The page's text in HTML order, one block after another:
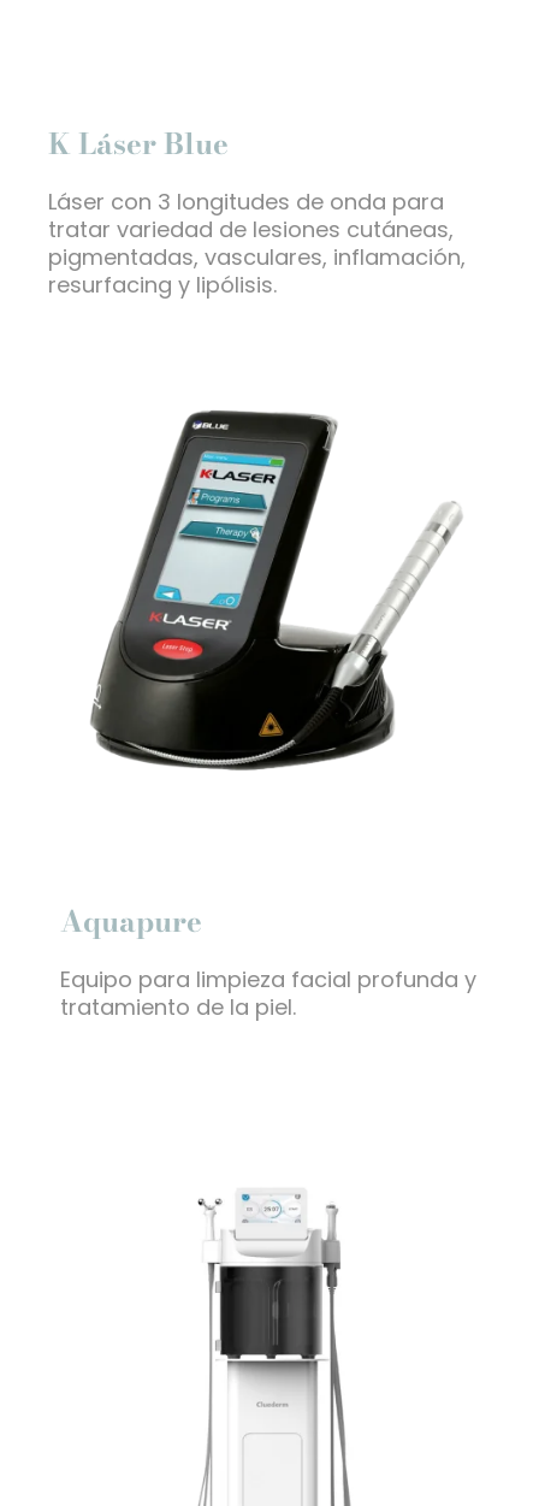
K Láser Blue
Láser con 3 longitudes de onda para
tratar variedad de lesiones cutáneas,
pigmentadas, vasculares, inflamación,
resurfacing y lipólisis.
Aquapure
Equipo para limpieza facial profunda y
tratamiento de la piel.